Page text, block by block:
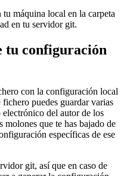
máquina local en la carpeta
en tu servidor git.
tu configuración
con la configuración local
puedes guardar varias
del autor de los
molones que te has bajado de
específicas de ese
git, así que en caso de